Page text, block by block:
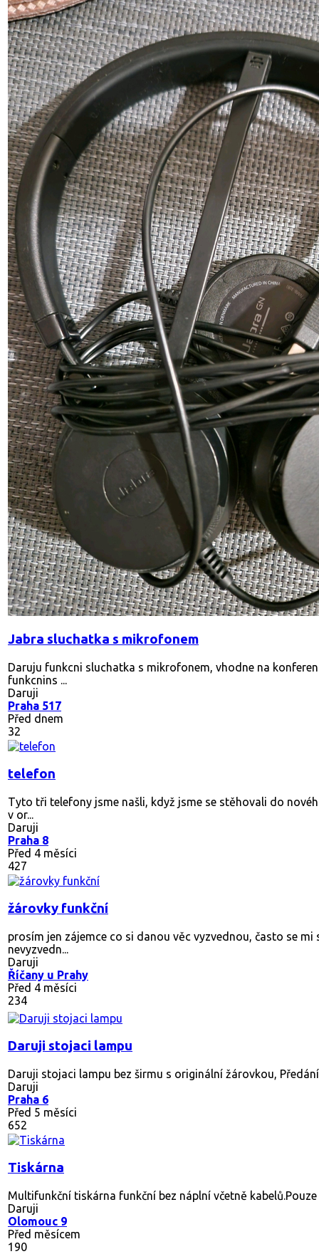
Jabra sluchatka s mikrofonem
Daruju funkcni sluchatka s mikrofonem, vhodne na
funkcnins ...
Daruji
Praha 517
Před dnem
32
telefon
Tyto tři telefony jsme našli, když jsme se stěhovali do
v or...
Daruji
Praha 8
Před 4 měsíci
427
žárovky funkční
prosím jen zájemce co si danou věc vyzvednou, často se
nevyzvedn...
Daruji
Říčany u Prahy
Před 4 měsíci
234
Daruji stojaci lampu
Daruji stojaci lampu bez širmu s originální žárovkou,
Daruji
Praha 6
Před 5 měsíci
652
Tiskárna
Multifunkční tiskárna funkční bez náplní včetně
Daruji
Olomouc 9
Před měsícem
190